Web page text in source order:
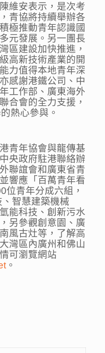
維安表示，是次考
青協將持續舉辦各
極推動青年認識國
元發展。另一團長
區建設加快推進，
高新技術產業的開
力值得本地青年深
感謝港鐵公司、中
工作部、廣東海外
合會的全力支援，
熱心參與。
青年協會與龍傳基
央政府駐港聯絡辦
聯誼會和廣東省青
響應「百萬青年看
位青年分成六組，
智慧建築機械
能科技、創新污水
另參觀創意園、廣
風古灶等，了解高
灣區內廣州和佛山
可瀏覽網站
。